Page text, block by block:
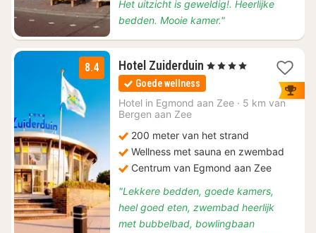
Het uitzicht is geweldig!. Heerlijke
bedden. Mooie kamer."
8.4 Hotel Zuiderduin 1
nacht
vanaf
€
, 4 Sterren
Goede wellness
Hotel in Egmond aan Zee · 5 km van
Bergen aan Zee
200 meter van het strand
Wellness met sauna en zwembad
Centrum van Egmond aan Zee
"Lekkere bedden, goede kamers,
heel goed eten, zwembad heerlijk
met bubbelbad, bowlingbaan